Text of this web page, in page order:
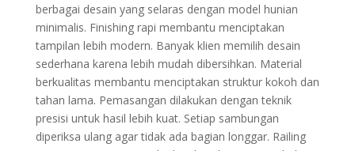
berbagai desain yang selaras dengan model hunian
minimalis. Finishing rapi membantu menciptakan
tampilan lebih modern. Banyak klien memilih desain
sederhana karena lebih mudah dibersihkan. Material
berkualitas membantu menciptakan struktur kokoh dan
tahan lama. Pemasangan dilakukan dengan teknik
presisi untuk hasil lebih kuat. Setiap sambungan
diperiksa ulang agar tidak ada bagian longgar. Railing